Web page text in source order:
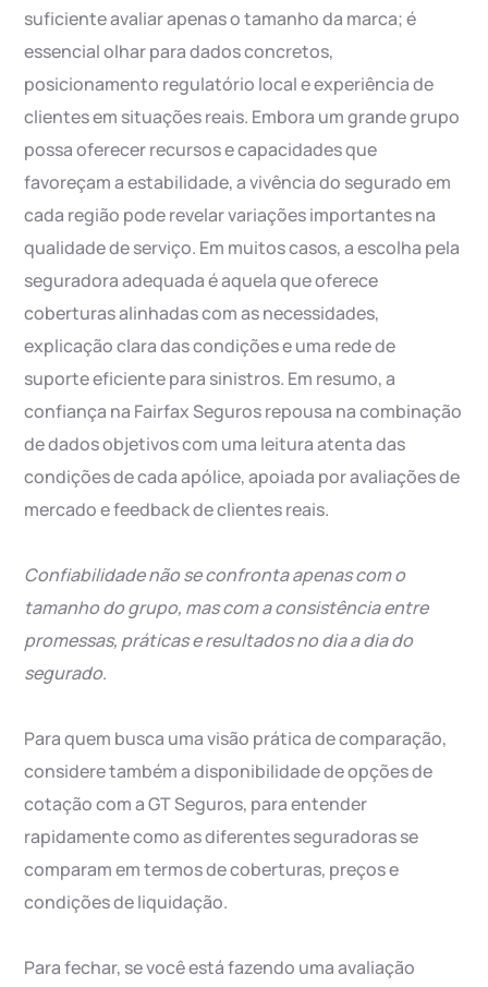
suficiente avaliar apenas o tamanho da marca; é
essencial olhar para dados concretos,
posicionamento regulatório local e experiência de
clientes em situações reais. Embora um grande grupo
possa oferecer recursos e capacidades que
favoreçam a estabilidade, a vivência do segurado em
cada região pode revelar variações importantes na
qualidade de serviço. Em muitos casos, a escolha pela
seguradora adequada é aquela que oferece
coberturas alinhadas com as necessidades,
explicação clara das condições e uma rede de
suporte eficiente para sinistros. Em resumo, a
confiança na Fairfax Seguros repousa na combinação
de dados objetivos com uma leitura atenta das
condições de cada apólice, apoiada por avaliações de
mercado e feedback de clientes reais.
Confiabilidade não se confronta apenas com o
tamanho do grupo, mas com a consistência entre
promessas, práticas e resultados no dia a dia do
segurado.
Para quem busca uma visão prática de comparação,
considere também a disponibilidade de opções de
cotação com a GT Seguros, para entender
rapidamente como as diferentes seguradoras se
comparam em termos de coberturas, preços e
condições de liquidação.
Para fechar, se você está fazendo uma avaliação